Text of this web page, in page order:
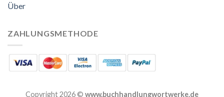
Über
ZAHLUNGSMETHODE
Copyright 2026 © www.buchhandlungwortwerke.de